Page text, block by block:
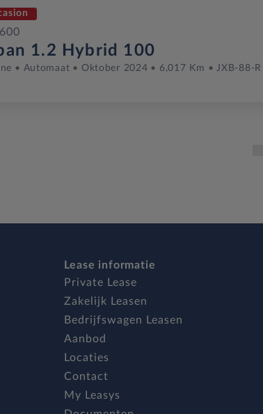
1.2 Hybrid 100
Automaat Oktober 2024 6,017 Km JXB-88-R
Lease informatie
Private Lease
Zakelijk Leasen
Bedrijfswagen Leasen
Aanbod
Locaties
Contact
My Leasys